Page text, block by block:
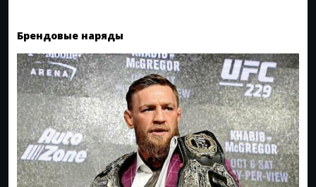
Брендовые наряды